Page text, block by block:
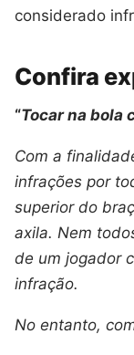
considerado
Confira
“Tocar na bola
Com a
infrações por
superior do
axila. Nem
de um jogador
infração.
No entanto,